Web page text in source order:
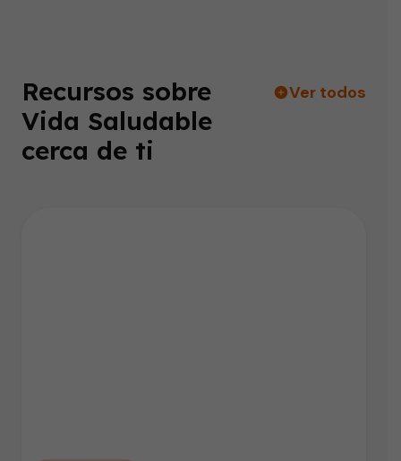
Recursos sobre
Vida Saludable
cerca de ti
Ver todos